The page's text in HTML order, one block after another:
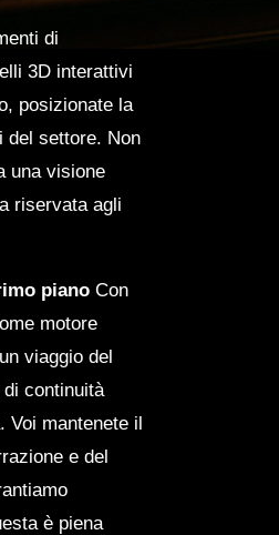
di
3D interattivi
posizionate la
del settore. Non
una visione
riservata agli
piano Con
motore
viaggio del
continuità
Voi mantenete il
e del
è piena